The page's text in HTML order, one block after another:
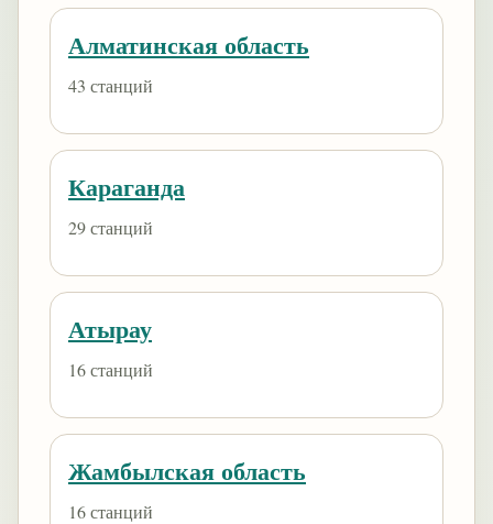
Алматинская область
43 станций
Караганда
29 станций
Атырау
16 станций
Жамбылская область
16 станций